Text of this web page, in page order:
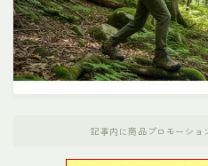
コロンビア
サロモン
記事内に商品プロモーショ